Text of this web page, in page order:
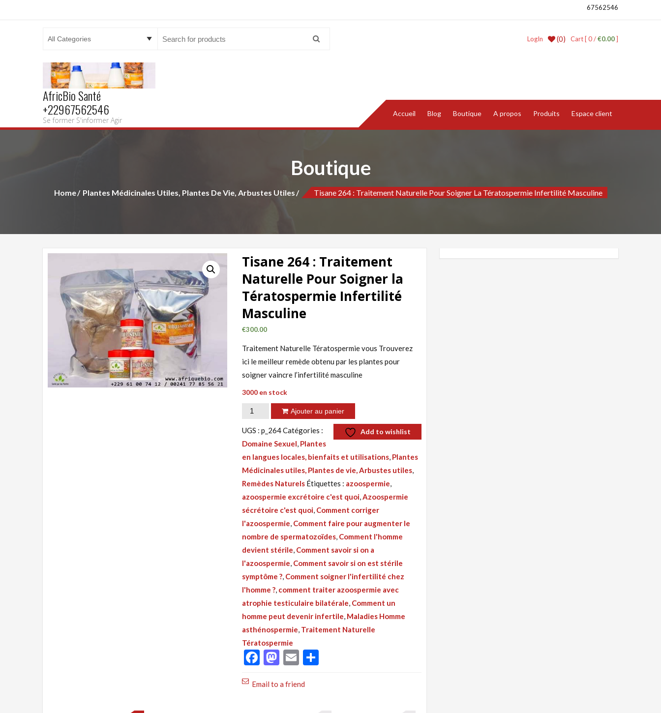
67562546
Cart [ 0 /€0.00]
(0)
LogIn
AfricBio Santé
+22967562546
Se former S'informer Agir
Accueil Blog Boutique A propos Produits Espace client
Boutique
Home Plantes Médicinales Utiles, Plantes De Vie, Arbustes Utiles Tisane 264 : Traitement Naturelle Pour Soigner La Tératospermie Infertilité Masculine
Tisane 264 : Traitement
Naturelle Pour Soigner la
Tératospermie Infertilité
Masculine
€300.00
Traitement Naturelle Tératospermie vous Trouverez
ici le meilleur remède obtenu par les plantes pour
soigner vaincre l’infertilité masculine
3000 en stock
quantité
Tisane
264
:
Traitement
Naturelle
Pour
Soigner
la
Tératospermie
Infertilité
Masculine
Ajouter au panier
Add to wishlist
UGS :p_264Catégories :
Domaine Sexuel, Plantes
en langues locales, bienfaits et utilisations, Plantes
Médicinales utiles, Plantes de vie, Arbustes utiles,
Remèdes Naturels Étiquettes : azoospermie,
azoospermie excrétoire c'est quoi,Azoospermie
sécrétoire c'est quoi, Comment corriger
l'azoospermie, Comment faire pour augmenter le
nombre de spermatozoïdes, Comment l'homme
devient stérile, Comment savoir si on a
l'azoospermie, Comment savoir si on est stérile
symptôme ?, Comment soigner l'infertilité chez
l'homme ?, comment traiter azoospermie avec
atrophie testiculaire bilatérale, Comment un
homme peut devenir infertile, Maladies Homme
asthénospermie, Traitement Naturelle
Tératospermie
Facebook
Mastodon
Email
Email to a friend